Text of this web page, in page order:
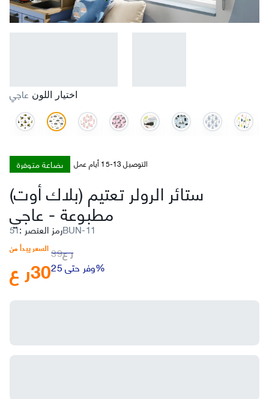
اختيار اللون عاجي
بضاعة متوفرة التوصيل 13-15 أيام عمل
ستائر الرولر تعتيم (بلاك أوت)
مطبوعة-عاجي
رمز العنصر : 51BUN-11
السعر يبدأ من
ر ع30
ر ع39
وفر حتى 25%